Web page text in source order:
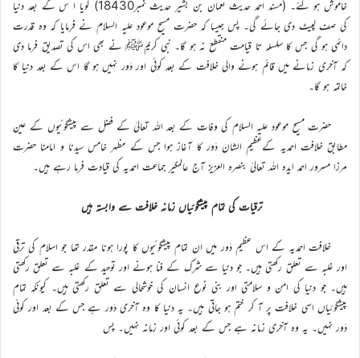
خاموش ہو گئے۔ (مسند احمد حدیث نعمان بن بشیر حدیث نمبر18430) گویا ا س کے بعد دنیا
کی صف لپیٹ دی جائے گی۔ پس جیسا کہ حضرت مسیح موعود علیہ السلام نے فرمایا کہ وہ قدرت
دائمی ہو گی جس کا سلسلہ تا قیامت منقطع نہ ہو گا۔ نبی کریمﷺ نے بھی اس کی تصدیق فرما دی
کہ آخری زمانے میں قائم ہونے والی خلافت کے بعد کوئی اور دَور نہیں ہو گا اس کے بعد دنیا کا
خاتمہ ہو گا۔
حضرت مسیح موعود علیہ السلام کی وفات کے بعد اللہ تعالیٰ کے فضل سے پیشگوئیوں کے عین
مطابق خلافت احمدیہ کےعظیم الشان دَور کا آغاز ہوا جس کے مظہر خامس سیدنا و امامنا حضرت
مرزا مسرور احمد ایدہ اللہ تعالیٰ بنصرہ العزیز آج عالمگیر جماعت احمدیہ کی قیادت فرما رہے ہیں۔
ترقیات کی تمام پیشگوئیاں زمانہ خلافت سے وابستہ ہیں
خلافت احمدیہ کے اس عظیم دَور میں ان تمام پیشگوئیوں کا پورا ہونا مقدر تھا جو اسلام کی ترقی
اور غلبہ سے تعلق رکھتی ہیں۔ جو دنیا سے شرک کے فنا ہونے اور توحید کے غلبہ سے تعلق رکھتی
ہیں۔ جو دنیا کی امن و سلامتی اور بنی نوع انسان کی خوشحالی سے تعلق رکھتی ہیں۔ کیونکہ تمام
پیشگوئیاں اسی خلافت پر آ کر ختم ہو جاتی ہیں۔ یہ دنیا کا وہ آخری دَور ہے جس کے بعد اور کوئی
دَور نہیں۔ یہ وہ آخری زمانہ ہے جس کے بعد کوئی اور زمانہ نہیں۔ پس